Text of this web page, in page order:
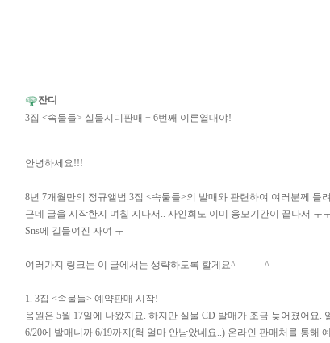
잔디
3집 <속물들> 실물시디판매 + 6번째 이른열대야!
안녕하세요!!!
8년 7개월만의 정규앨범 3집 <속물들>의 발매와 관련하여 여러분께 들
근데 글을 시작한지 며칠 지나서.. 사인회도 이미 응모기간이 끝나서 ㅜ
Sns에 길들여진 자여 ㅜ
여러가지 링크는 이 글에서는 생략하도록 할게요^———^
1. 3집 <속물들> 예약판매 시작!
음원은 5월 17일에 나왔지요. 하지만 실물 CD 발매가 조금 늦어졌어요
6/20에 발매니까 6/19까지(헉 얼마 안남았네요..) 온라인 판매처를 통해